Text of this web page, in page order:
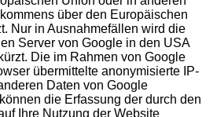
über den Europäischen
Nur in Ausnahmefällen wird die
Server von Google in den USA
Die im Rahmen von Google
übermittelte anonymisierte IP-
Daten von Google
die Erfassung der durch den
Ihre Nutzung der Website